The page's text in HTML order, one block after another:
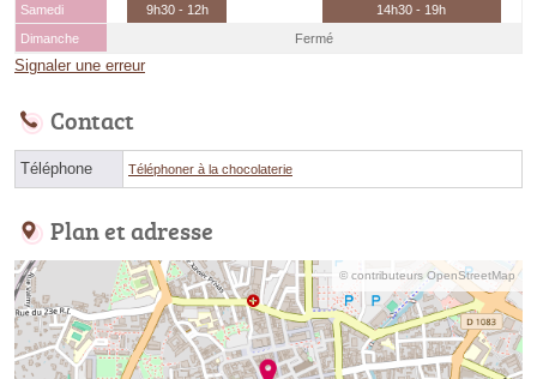
Samedi
9h30 - 12h
14h30 - 19h
Dimanche
Fermé
Signaler une erreur
Contact
Téléphone Téléphoner à la chocolaterie
Plan et adresse
© contributeurs OpenStreetMap